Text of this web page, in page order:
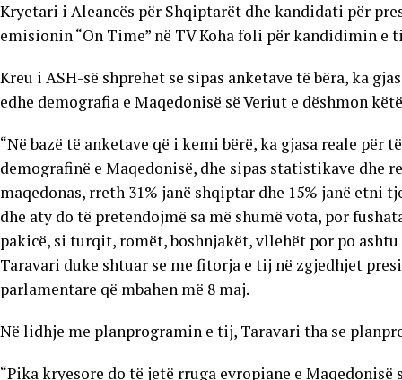
Kryetari i Aleancës për Shqiptarët dhe kandidati për
emisionin “On Time” në TV Koha foli për kandidimin
Kreu i ASH-së shprehet se sipas anketave të bëra, ka
edhe demografia e Maqedonisë së Veriut e dëshmon
“Në bazë të anketave që i kemi bërë, ka gjasa reale për
demografinë e Maqedonisë, dhe sipas statistikave
maqedonas, rreth 31% janë shqiptar dhe 15% janë
dhe aty do të pretendojmë sa më shumë vota, por
pakicë, si turqit, romët, boshnjakët, vllehët por po
Taravari duke shtuar se me fitorja e tij në zgjedhjet
parlamentare që mbahen më 8 maj.
Në lidhje me planprogramin e tij, Taravari tha se
“Pika kryesore do të jetë rruga evropiane e